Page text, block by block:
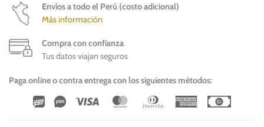
Envíos a todo el Perú (costo adicional)
Más información
Compra con confianza
Tus datos viajan seguros
Paga online o contra entrega con los siguientes métodos:
Wirecard
Vipps Visa MasterCardDinners
American